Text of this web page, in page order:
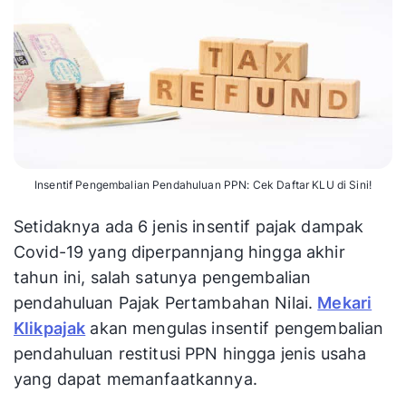
Insentif Pengembalian Pendahuluan PPN: Cek Daftar KLU di Sini!
Setidaknya ada 6 jenis insentif pajak dampak
Covid-19 yang diperpannjang hingga akhir
tahun ini, salah satunya pengembalian
pendahuluan Pajak Pertambahan Nilai. Mekari
Klikpajak akan mengulas insentif pengembalian
pendahuluan restitusi PPN hingga jenis usaha
yang dapat memanfaatkannya.